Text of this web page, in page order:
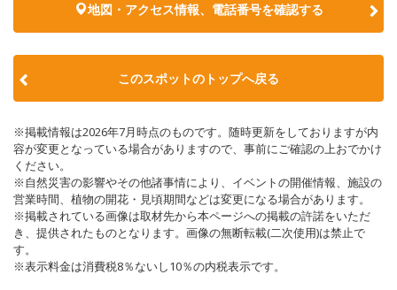
地図・アクセス情報、電話番号を確認する
このスポットのトップへ戻る
※掲載情報は2026年7月時点のものです。随時更新をしておりますが内
容が変更となっている場合がありますので、事前にご確認の上おでかけ
ください。
※自然災害の影響やその他諸事情により、イベントの開催情報、施設の
営業時間、植物の開花・見頃期間などは変更になる場合があります。
※掲載されている画像は取材先から本ページへの掲載の許諾をいただ
き、提供されたものとなります。画像の無断転載(二次使用)は禁止で
す。
※表示料金は消費税8％ないし10％の内税表示です。